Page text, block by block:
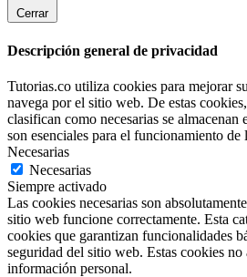
Cerrar
Descripción general de privacidad
Tutorias.co utiliza cookies para mejorar
navega por el sitio web. De estas
clasifican como necesarias se almacenan
son esenciales para el funcionamiento de
Necesarias
Necesarias
Siempre activado
Las cookies necesarias son
sitio web funcione correctamente. Esta
cookies que garantizan funcionalidades
seguridad del sitio web. Estas cookies no
información personal.